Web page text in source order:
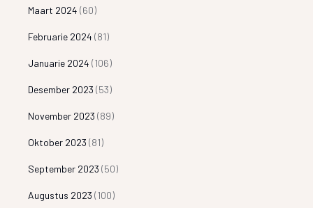
Maart 2024 (60)
Februarie 2024 (81)
Januarie 2024 (106)
Desember 2023 (53)
November 2023 (89)
Oktober 2023 (81)
September 2023 (50)
Augustus 2023 (100)